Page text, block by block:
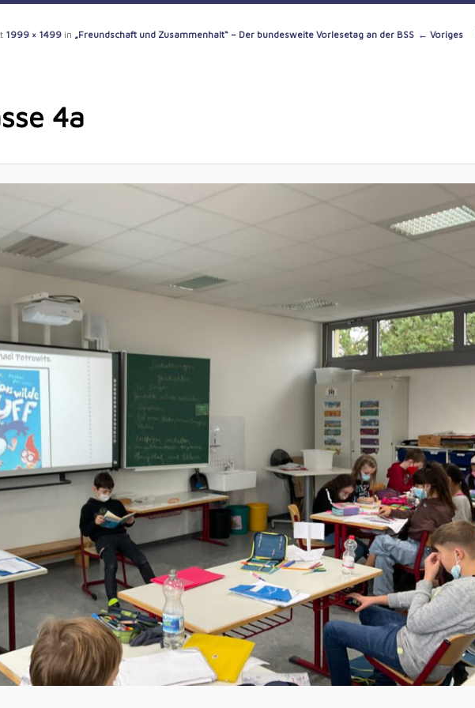
Image
← Voriges
4a
1999 × 1499 in „Freundschaft und Zusammenhalt“ – Der bundesweite Vorlesetag an der BSS